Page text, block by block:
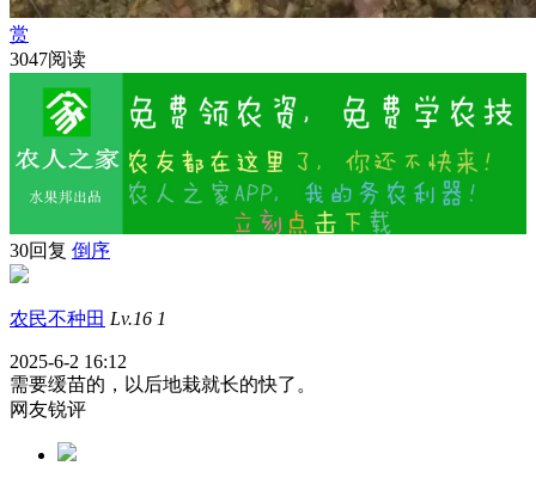
赏
3047阅读
30回复 倒序
农民不种田 Lv.16 1
2025-6-2 16:12
需要缓苗的，以后地栽就长的快了。
网友锐评